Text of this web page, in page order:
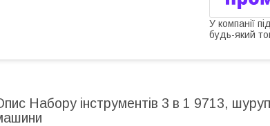
У компанії
будь-який
Набору інструментів 3 в 1 9713,